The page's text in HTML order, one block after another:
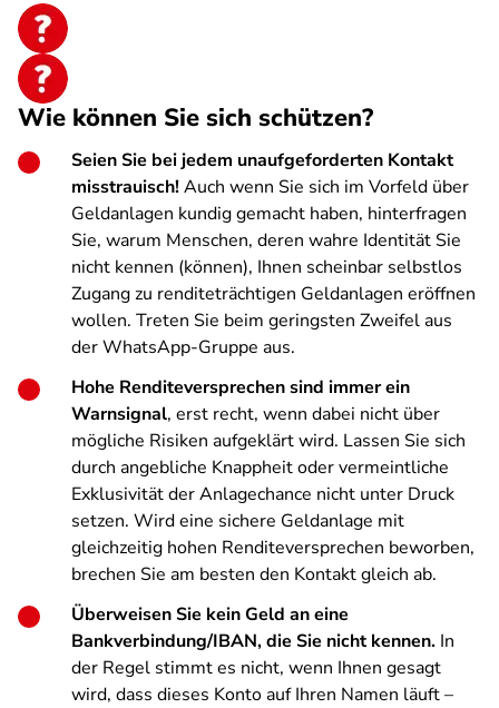
Wie können Sie sich schützen?
Seien Sie bei jedem unaufgeforderten Kontakt
misstrauisch!Auch wenn Sie sich im Vorfeld über
Geldanlagen kundig gemacht haben, hinterfragen
Sie, warum Menschen, deren wahre Identität Sie
nicht kennen (können), Ihnen scheinbar selbstlos
Zugang zu renditeträchtigen Geldanlagen eröffnen
wollen. Treten Sie beim geringsten Zweifel aus
der WhatsApp-Gruppe aus.
Hohe Renditeversprechen sind immer ein
Warnsignal, erst recht, wenn dabei nicht über
mögliche Risiken aufgeklärt wird. Lassen Sie sich
durch angebliche Knappheit oder vermeintliche
Exklusivität der Anlagechance nicht unter Druck
setzen. Wird eine sichere Geldanlage mit
gleichzeitig hohen Renditeversprechen beworben,
brechen Sie am besten den Kontakt gleich ab.
Überweisen Sie kein Geld an eine
Bankverbindung/IBAN, die Sie nicht kennen. In
der Regel stimmt es nicht, wenn Ihnen gesagt
wird, dass dieses Konto auf Ihren Namen läuft –